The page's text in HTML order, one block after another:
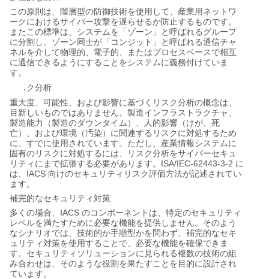
この原則は、階層型の防御技術を使用して、産業用ネットワ
ークにおけるサイバー攻撃を遅らせるか防止するものです。
またこの標準は、システムを「ゾーン」と呼ばれるグループ
に分割し、ゾーン同士が「コンジット」と呼ばれる通信チャ
ネルを介して物理的、電子的、またはプロセスベースで相互
に通信できるようにすることをシステムに義務付けていま
す。
リスク分析
重大度、可能性、および影響に基づくリスク分析の概念は、
目新しいものではありません。製造インフラストラクチャ、
製造能力（製造のダウンタイム）、人的影響（けが、死
亡）、および環境（汚染）に関連するリスクに対処するため
に、すでに使用されています。ただし、産業情報システムに
固有のリスクに対処するには、リスク分析をサイバーセキュ
リティにまで拡張する必要があります。 ISA/IEC-62443-3-2 に
は、 IACS 向けのセキュリティリスク評価方法が記述されてい
ます。
補完的なセキュリティ対策
多くの場合、 IACS のコンポーネントは、特定のセキュリティ
レベルを満たすために必要な機能を提供しません。そのよう
なシナリオでは、技術的か手順型かを問わず、補完的なセキ
ュリティ対策を使用することで、必要な機能を確保できま
す。セキュリティソリューションに見られる複数の技術の組
み合わせは、そのような役割を果たすことを目的に設計され
ています。